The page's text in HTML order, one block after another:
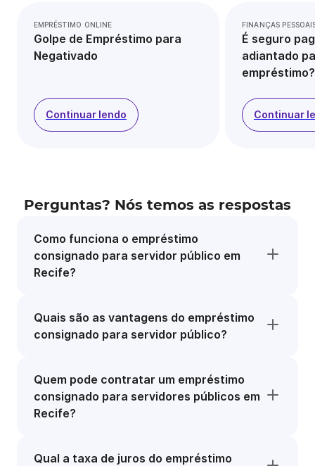
EMPRÉSTIMO ONLINE
Golpe de Empréstimo para
Negativado
Continuar lendo
FINANÇAS
É seguro
adiantado
empréstimo?
Continuar
Perguntas? Nós temos as respostas
Como funciona o empréstimo
consignado para servidor público em
Recife?
Quais são as vantagens do empréstimo
consignado para servidor público?
Quem pode contratar um empréstimo
consignado para servidores públicos em
Recife?
Qual a taxa de juros do empréstimo